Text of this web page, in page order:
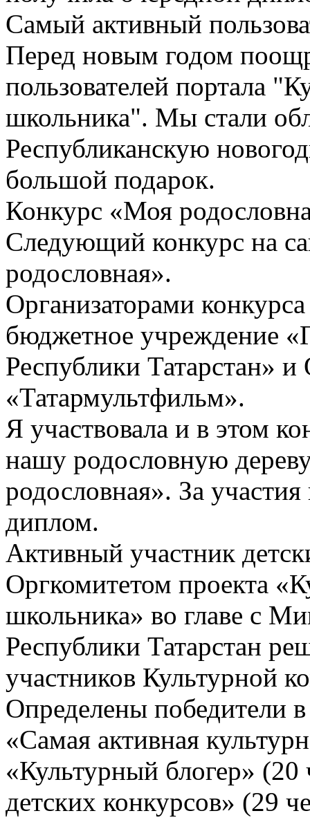
Самый активный
Перед новым годом
пользователей портала
школьника". Мы стали
Республиканскую
большой подарок.
Конкурс «Моя
Следующий конкурс на
родословная».
Организаторами
бюджетное учреждение
Республики Татарстан»
«Татармультфильм».
Я участвовала и в этом
нашу родословную
родословная». За
диплом.
Активный участник
Оргкомитетом проекта
школьника» во главе с
Республики Татарстан
участников Культурной
Определены победители
«Самая активная
«Культурный блогер»
детских конкурсов» (29